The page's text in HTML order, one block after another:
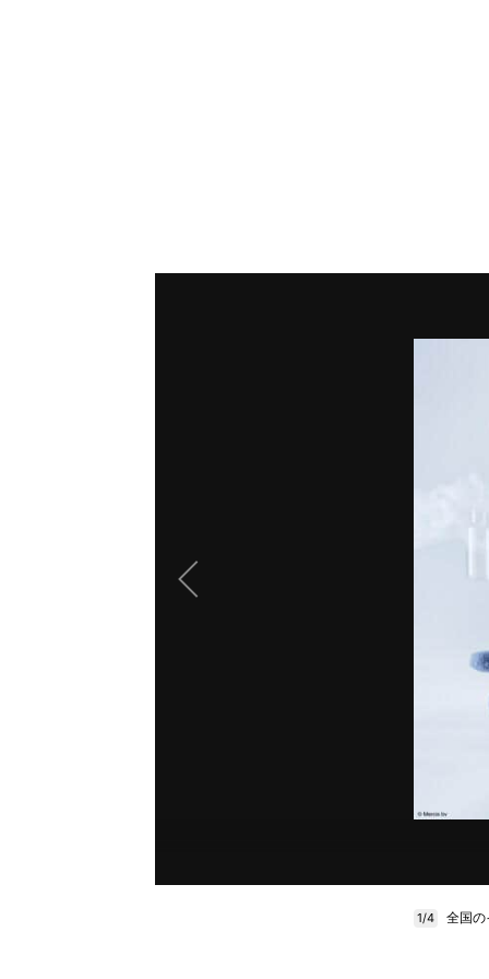
1/4 全国の